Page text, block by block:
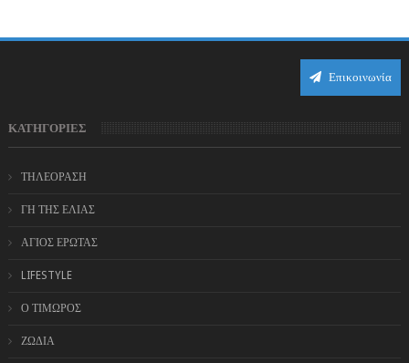
Επικοινωνία
ΚΑΤΗΓΟΡΙΕΣ
ΤΗΛΕΟΡΑΣΗ
ΓΗ ΤΗΣ ΕΛΙΑΣ
ΑΓΙΟΣ ΕΡΩΤΑΣ
LIFESTYLE
Ο ΤΙΜΩΡΟΣ
ΖΩΔΙΑ